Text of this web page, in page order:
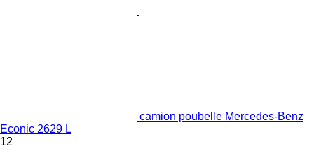
camion poubelle Mercedes-Benz
Econic 2629 L
12